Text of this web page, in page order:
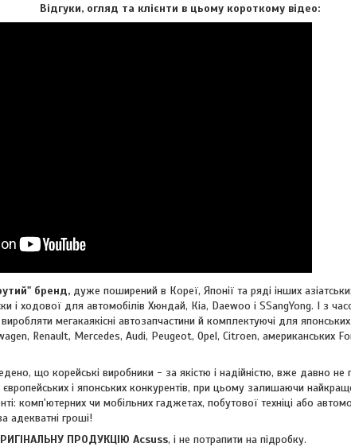
Відгуки, огляд та клієнти в цьому короткому відео:
бренд, дуже поширений в Кореї, Японії та ряді інших
і ходової для автомобілів Хюндай, Кіа, Daewoo і SSangYong. І з
виробляти мегакаякісні автозапчастини й комплектуючі для
Renault, Mercedes, Audi, Peugeot, Opel, Citroen, американських
що корейські виробники - за якістю і надійністю, вже давно не
і японських конкурентів, при цьому залишаючи
комп'ютерних чи мобільних гаджетах, побутової техніці або
адекватні гроші!
ПРОДУКЦІЮ Acsuss, і не потрапити на підробку.